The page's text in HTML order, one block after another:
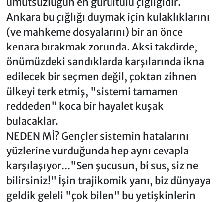
Ankara bu çığlığı duymak için kulaklıklarını
(ve mahkeme dosyalarını) bir an önce
kenara bırakmak zorunda. Aksi takdirde,
önümüzdeki sandıklarda karşılarında ikna
edilecek bir seçmen değil, çoktan zihnen
ülkeyi terk etmiş, "sistemi tamamen
reddeden" koca bir hayalet kuşak
bulacaklar.
NEDEN Mİ? Gençler sistemin hatalarını
yüzlerine vurduğunda hep aynı cevapla
karşılaşıyor..."Sen şucusun, bi sus, siz ne
bilirsiniz!" İşin trajikomik yanı, biz dünyaya
geldik geleli "çok bilen" bu yetişkinlerin